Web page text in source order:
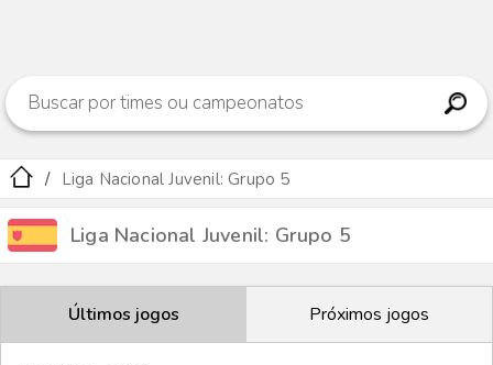
Liga Nacional Juvenil: Grupo 5
Liga Nacional Juvenil: Grupo 5
Últimos jogos Próximos jogos